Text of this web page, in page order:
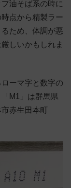
油そば系の時に
点から精製ラー
ため、体調が悪
しいかもしれま
ーマ字と数字の
M1」は群馬県
赤生田本町